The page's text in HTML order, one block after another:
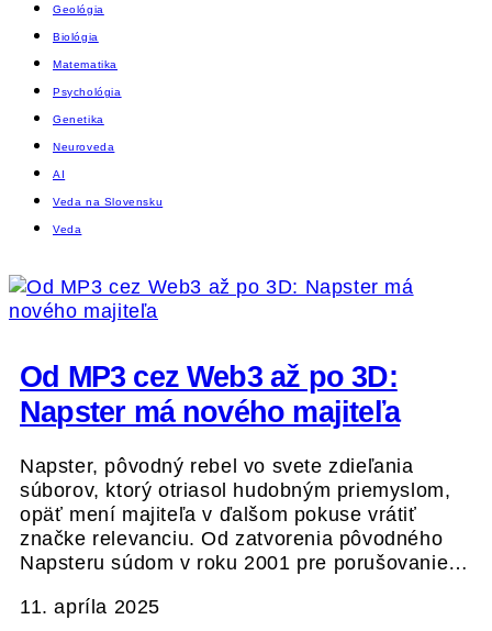
Geológia
Biológia
Matematika
Psychológia
Genetika
Neuroveda
AI
Veda na Slovensku
Veda
Od MP3 cez Web3 až po 3D:
Napster má nového majiteľa
Napster, pôvodný rebel vo svete zdieľania
súborov, ktorý otriasol hudobným priemyslom,
opäť mení majiteľa v ďalšom pokuse vrátiť
značke relevanciu. Od zatvorenia pôvodného
Napsteru súdom v roku 2001 pre porušovanie…
11. apríla 2025